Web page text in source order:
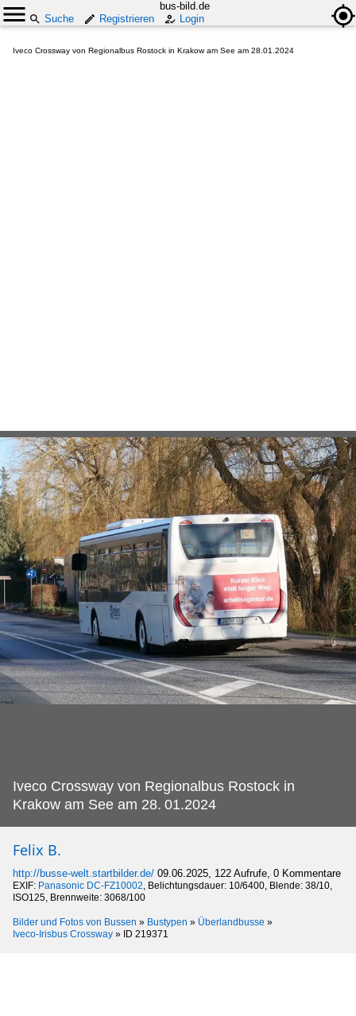
bus-bild.de
Suche
Registrieren Login
Iveco Crossway von Regionalbus Rostock in Krakow am See am 28.01.2024
Iveco Crossway von Regionalbus Rostock in
Krakow am See am 28. 01.2024
Felix B.
http://busse-welt.startbilder.de/ 09.06.2025, 122 Aufrufe, 0 Kommentare
EXIF: Panasonic DC-FZ10002, Belichtungsdauer: 10/6400, Blende: 38/10,
ISO125, Brennweite: 3068/100
Bilder und Fotos von Bussen » Bustypen » Überlandbusse »
Iveco-Irisbus Crossway » ID 219371